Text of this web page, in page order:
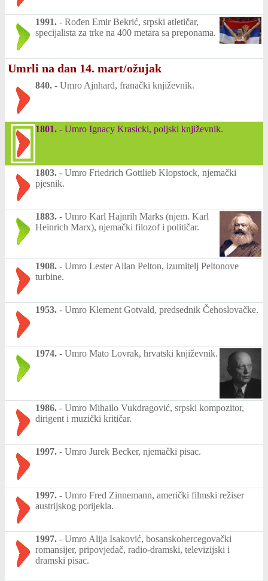
1991. - Rođen Emir Bekrić, srpski atletičar,
specijalista za trke na 400 metara sa preponama.
Umrli na dan 14. mart/ožujak
840. - Umro Ajnhard, franački književnik.
1801. - Umro Ignacy Krasicki, poljski književnik.
1803. - Umro Friedrich Gottlieb Klopstock, njemački
pjesnik.
1883. - Umro Karl Hajnrih Marks (njem. Karl
Heinrich Marx), njemački filozof i političar.
1908. - Umro Lester Allan Pelton, izumitelj Peltonove
turbine.
1953. - Umro Klement Gotvald, predsednik Čehoslovačke.
1974. - Umro Mato Lovrak, hrvatski književnik.
1986. - Umro Mihailo Vukdragović, srpski kompozitor,
dirigent i muzički kritičar.
1997. - Umro Jurek Becker, njemački pisac.
1997. - Umro Fred Zinnemann, američki filmski režiser
austrijskog porijekla.
1997. - Umro Alija Isaković, bosanskohercegovački
romansijer, pripovjedač, radio-dramski, televizijski i
dramski pisac.